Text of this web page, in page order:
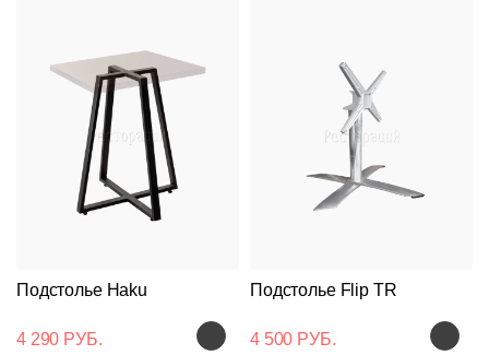
Подстолье Haku
4 290 РУБ.
Подстолье Flip TR
4 500 РУБ.